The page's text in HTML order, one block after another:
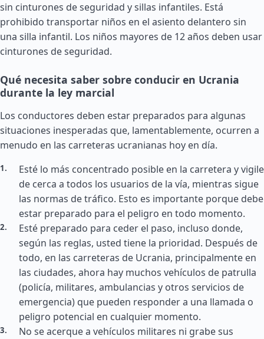
sin cinturones de seguridad y sillas infantiles. Está
prohibido transportar niños en el asiento delantero sin
una silla infantil. Los niños mayores de 12 años deben usar
cinturones de seguridad.
Qué necesita saber sobre conducir en Ucrania
durante la ley marcial
Los conductores deben estar preparados para algunas
situaciones inesperadas que, lamentablemente, ocurren a
menudo en las carreteras ucranianas hoy en día.
Esté lo más concentrado posible en la carretera y vigile
de cerca a todos los usuarios de la vía, mientras sigue
las normas de tráfico. Esto es importante porque debe
estar preparado para el peligro en todo momento.
Esté preparado para ceder el paso, incluso donde,
según las reglas, usted tiene la prioridad. Después de
todo, en las carreteras de Ucrania, principalmente en
las ciudades, ahora hay muchos vehículos de patrulla
(policía, militares, ambulancias y otros servicios de
emergencia) que pueden responder a una llamada o
peligro potencial en cualquier momento.
No se acerque a vehículos militares ni grabe sus